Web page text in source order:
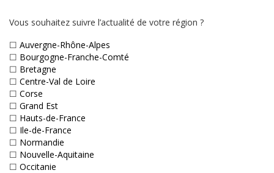
Vous souhaitez suivre l’actualité de votre région ?
☐ Auvergne-Rhône-Alpes
☐ Bourgogne-Franche-Comté
☐ Bretagne
☐ Centre-Val de Loire
☐ Corse
☐ Grand Est
☐ Hauts-de-France
☐ Ile-de-France
☐ Normandie
☐ Nouvelle-Aquitaine
☐ Occitanie